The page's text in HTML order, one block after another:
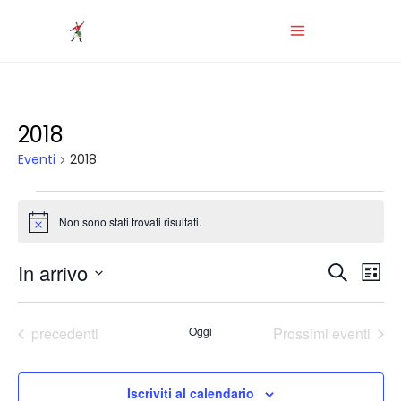
2018
Eventi 2018
Eventi
Notice Non sono stati trovati risultati.
e
CercaLista
In arrivo
Seleziona
data.
Eventi
precedenti Oggi Prossimi eventi
Iscriviti al calendario